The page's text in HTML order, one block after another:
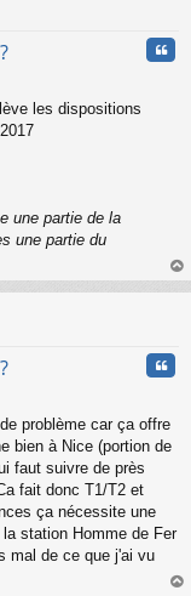
les dispositions
une partie de la
une partie du
au
problème car ça offre
bien à Nice (portion de
faut suivre de près
fait donc T1/T2 et
ça nécessite une
station Homme de Fer
mal de ce que j'ai vu